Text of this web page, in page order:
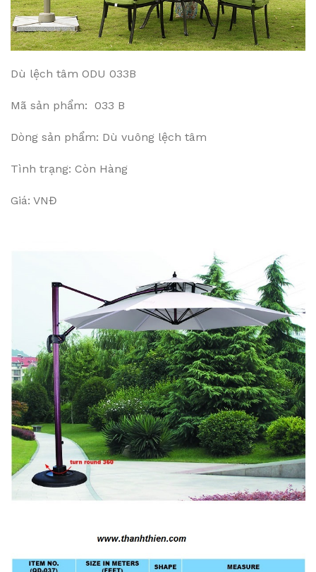
Dù lệch tâm ODU 033B
Mã sản phẩm: 033 B
Dòng sản phẩm: Dù vuông lệch tâm
Tình trạng: Còn Hàng
Giá: VNĐ